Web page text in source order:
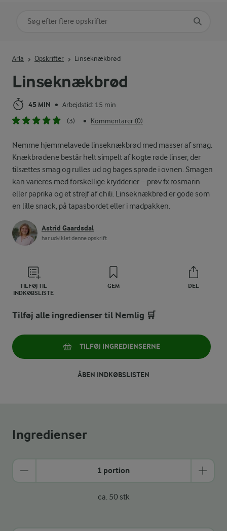
Linseknækbrød
45 MIN • Arbejdstid: 15 min
(3)
• Kommentarer (0)
Nemme hjemmelavede linseknækbrød med masser af smag.
Knækbrødene består helt simpelt af kogte røde linser, der
tilsættes smag og rulles ud og bages sprøde i ovnen. Smagen
kan varieres med forskellige krydderier – prøv fx rosmarin
eller paprika og et strejf af chili. Linseknækbrød er gode som
en lille snack, på tapasbordet eller i madpakken.
Astrid Gaardsdal
har udviklet denne opskrift
TILFØJ TIL
INDKØBSLISTE
GEM DEL
Arla Opskrifter Linseknækbrød
Tilføj alle ingredienser til Nemlig 🛒
TILFØJ INGREDIENSERNE
ÅBEN INDKØBSLISTEN
Ingredienser
1 portion
ca. 50 stk
Søg på kategori